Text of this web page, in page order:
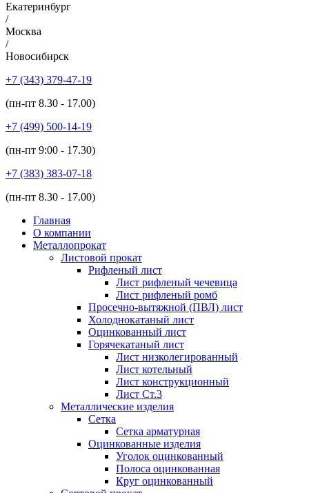
Екатеринбург
/
Москва
/
Новосибирск
+7 (343) 379-47-19
(пн-пт 8.30 - 17.00)
+7 (499) 500-14-19
(пн-пт 9:00 - 17.30)
+7 (383) 383-07-18
(пн-пт 8.30 - 17.00)
Главная
О компании
Металлопрокат
Листовой прокат
Рифленый лист
Лист рифленый чечевица
Лист рифленый ромб
Просечно-вытяжной (ПВЛ) лист
Холоднокатаный лист
Оцинкованный лист
Горячекатаный лист
Лист низколегированный
Лист котельный
Лист конструкционный
Лист Ст.3
Металлические изделия
Сетка
Сетка арматурная
Оцинкованные изделия
Уголок оцинкованный
Полоса оцинкованная
Круг оцинкованный